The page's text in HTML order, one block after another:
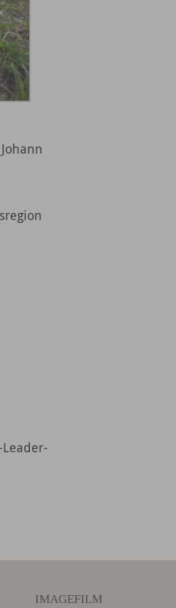
IMAGEFILM